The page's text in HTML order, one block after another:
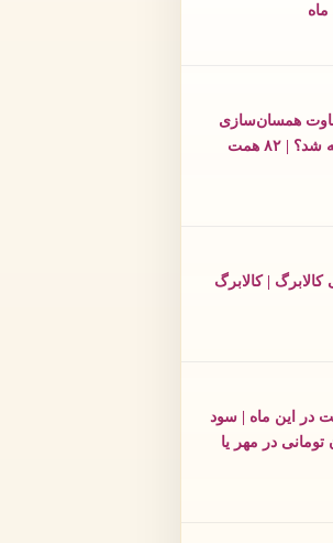
همسان‌سازی
حقوق بازنشستگان چه شد؟ | ۸۲ همت
کالابرگ | کالابرگ
در این ماه | سود
۳ میلیون تومانی در مهر یا